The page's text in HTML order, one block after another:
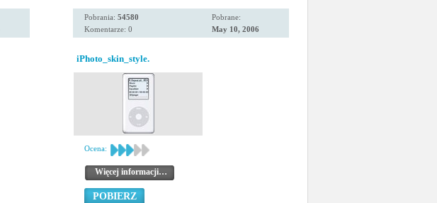
Pobrania: 54580
Komentarze: 0
Pobrane:
May 10, 2006
iPhoto_skin_style.
Ocena:
Więcej informacji…
POBIERZ